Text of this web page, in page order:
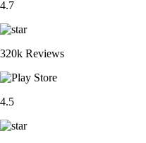
4.7
320k Reviews
4.5